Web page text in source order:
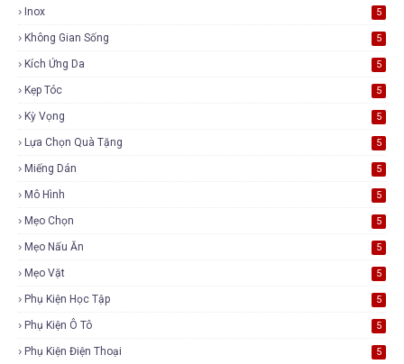
Inox 5
Không Gian Sống 5
Kích Ứng Da 5
Kẹp Tóc 5
Kỳ Vọng 5
Lựa Chọn Quà Tặng 5
Miếng Dán 5
Mô Hình 5
Mẹo Chọn 5
Mẹo Nấu Ăn 5
Mẹo Vặt 5
Phụ Kiện Học Tập 5
Phụ Kiện Ô Tô 5
Phụ Kiện Điện Thoại 5